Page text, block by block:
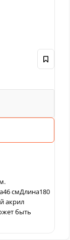
смДлина180
акрил
быть